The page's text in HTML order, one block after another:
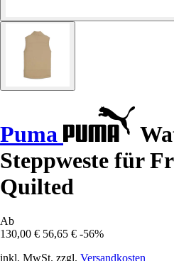
Puma
Steppweste für
Quilted
Ab
130,00 € 56,65 € -56%
inkl. MwSt. zzgl. Versandkosten